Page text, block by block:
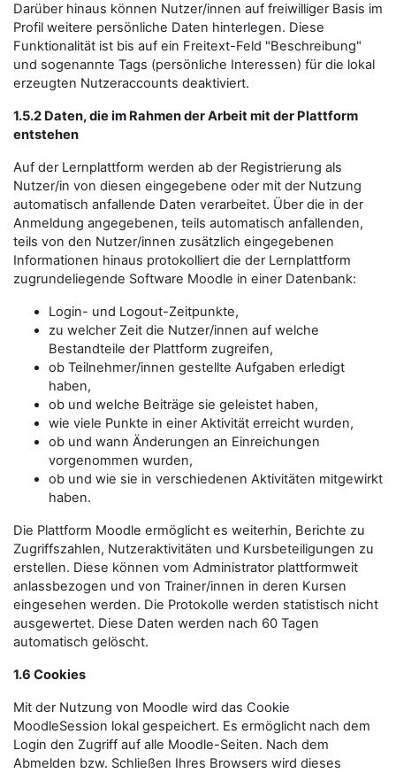
Darüber hinaus können Nutzer/innen auf freiwilliger Basis im
Profil weitere persönliche Daten hinterlegen. Diese
Funktionalität ist bis auf ein Freitext-Feld "Beschreibung"
und sogenannte Tags (persönliche Interessen) für die lokal
erzeugten Nutzeraccounts deaktiviert.
1.5.2 Daten, die im Rahmen der Arbeit mit der Plattform
entstehen
Auf der Lernplattform werden ab der Registrierung als
Nutzer/in von diesen eingegebene oder mit der Nutzung
automatisch anfallende Daten verarbeitet. Über die in der
Anmeldung angegebenen, teils automatisch anfallenden,
teils von den Nutzer/innen zusätzlich eingegebenen
Informationen hinaus protokolliert die der Lernplattform
zugrundeliegende Software Moodle in einer Datenbank:
Login- und Logout-Zeitpunkte,
zu welcher Zeit die Nutzer/innen auf welche
Bestandteile der Plattform zugreifen,
ob Teilnehmer/innen gestellte Aufgaben erledigt
haben,
ob und welche Beiträge sie geleistet haben,
wie viele Punkte in einer Aktivität erreicht wurden,
ob und wann Änderungen an Einreichungen
vorgenommen wurden,
ob und wie sie in verschiedenen Aktivitäten mitgewirkt
haben.
Die Plattform Moodle ermöglicht es weiterhin, Berichte zu
Zugriffszahlen, Nutzeraktivitäten und Kursbeteiligungen zu
erstellen. Diese können vom Administrator plattformweit
anlassbezogen und von Trainer/innen in deren Kursen
eingesehen werden. Die Protokolle werden statistisch nicht
ausgewertet. Diese Daten werden nach 60 Tagen
automatisch gelöscht.
1.6 Cookies
Mit der Nutzung von Moodle wird das Cookie
MoodleSession lokal gespeichert. Es ermöglicht nach dem
Login den Zugriff auf alle Moodle-Seiten. Nach dem
Abmelden bzw. Schließen Ihres Browsers wird dieses